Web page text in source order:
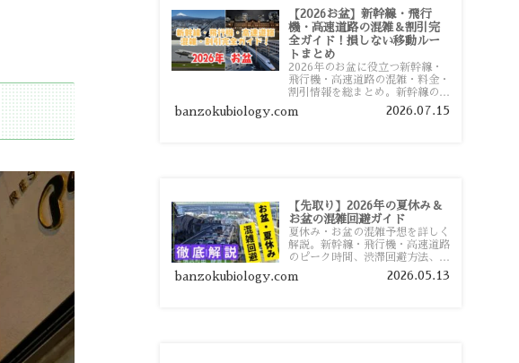
【2026お盆】新幹線・飛行
機・高速道路の混雑＆割引完
全ガイド！損しない移動ルー
トまとめ
2026年のお盆に役立つ新幹線・
飛行機・高速道路の混雑・料金・
割引情報を総まとめ。新幹線の予
約や最繁忙期料金、飛行機を安く
予約するコツ、高速道路の休日割
banzokubiology.com 2026.07.15
【先取り】2026年の夏休み＆
お盆の混雑回避ガイド
夏休み・お盆の混雑予想を詳しく
解説。新幹線・飛行機・高速道路
のピーク時間、渋滞回避方法、混
雑しやすい観光地、交通手段別の
特徴まで旅行者向けに分かりやす
banzokubiology.com 2026.05.13